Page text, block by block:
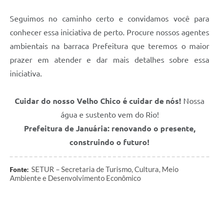
Seguimos no caminho certo e convidamos você para
conhecer essa iniciativa de perto. Procure nossos agentes
ambientais na barraca Prefeitura que teremos o maior
prazer em atender e dar mais detalhes sobre essa
iniciativa.
Cuidar do nosso Velho Chico é cuidar de nós! Nossa
água e sustento vem do Rio!
Prefeitura de Januária: renovando o presente,
construindo o futuro!
Fonte: SETUR – Secretaria de Turismo, Cultura, Meio
Ambiente e Desenvolvimento Econômico